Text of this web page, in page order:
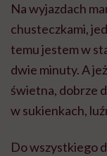
Na wyjazdach
chusteczkami,
temu jestem w
dwie minuty. A
świetna, dobrze
w sukienkach,
Do wszystkiego